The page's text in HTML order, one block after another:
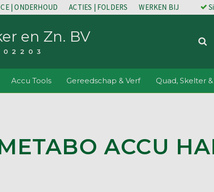
| ONDERHOUD ACTIES | FOLDERS WERKEN BIJ
en Zn. BV
Accu Tools Gereedschap & Verf Quad, Skelter
ACCU